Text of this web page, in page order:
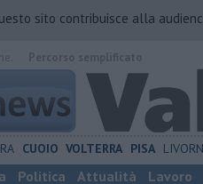
sito contribuisce alla
CUOIO VOLTERRA PISA
Politica Attualità Lavoro